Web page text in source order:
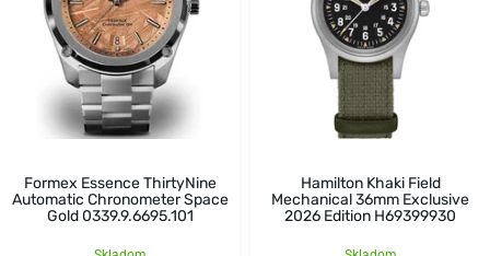
Formex Essence ThirtyNine
Automatic Chronometer Space
Gold 0339.9.6695.101
Hamilton Khaki Field
Mechanical 36mm Exclusive
2026 Edition H69399930